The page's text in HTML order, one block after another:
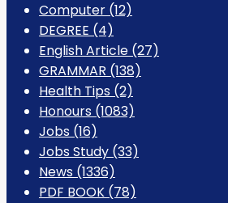
Computer (12)
DEGREE (4)
English Article (27)
GRAMMAR (138)
Health Tips (2)
Honours (1083)
Jobs (16)
Jobs Study (33)
News (1336)
PDF BOOK (78)